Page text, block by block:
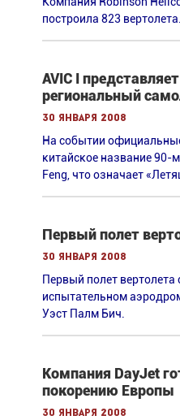
построила 823 вертолета.
AVIC I
региональный
30 января 2008
На событии
китайское название 90-
Feng, что означает
Первый полет
30 января 2008
Первый полет вертолета
испытательном
Уэст Палм Бич.
Компания DayJet
покорению Европы
30 января 2008